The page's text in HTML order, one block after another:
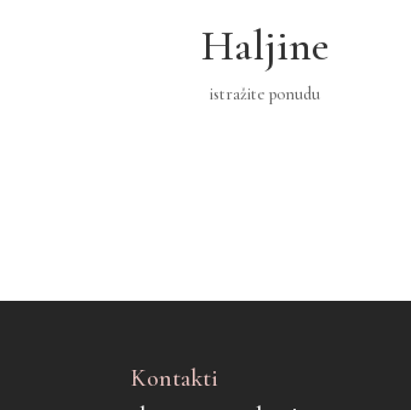
Haljine
istražite ponudu
Kontakti